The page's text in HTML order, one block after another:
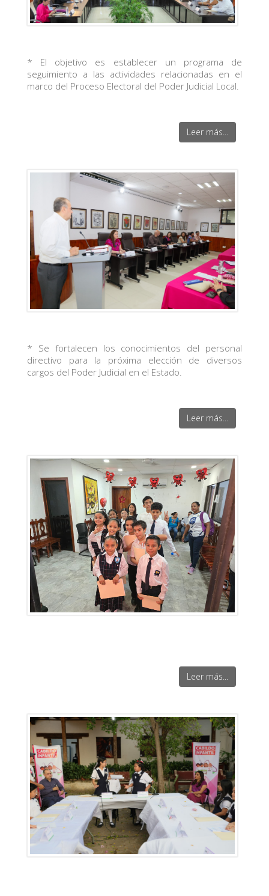
* El objetivo es establecer un programa de
seguimiento a las actividades relacionadas en el
marco del Proceso Electoral del Poder Judicial Local.
Leer más...
* Se fortalecen los conocimientos del personal
directivo para la próxima elección de diversos
cargos del Poder Judicial en el Estado.
Leer más...
Leer más...